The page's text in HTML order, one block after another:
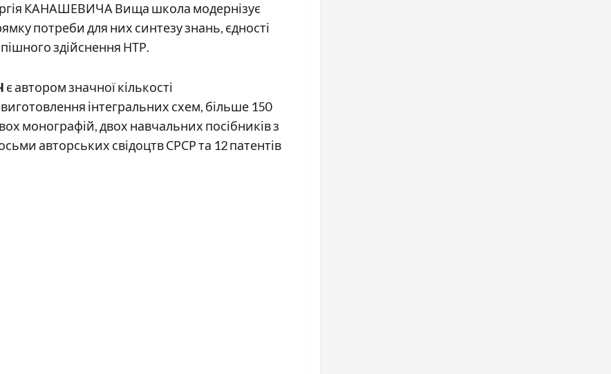
КАНАШЕВИЧА Вища школа модернізує
потреби для них синтезу знань, єдності
здійснення НТР.
є автором значної кількості
інтегральних схем, більше 150
монографій, двох навчальних посібників з
авторських свідоцтв СРСР та 12 патентів